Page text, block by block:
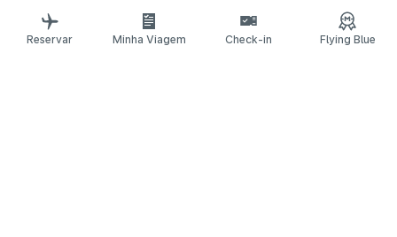
Sites relacionados
Guias de viagem
Reservar Minha Viagem Check-in Flying Blue